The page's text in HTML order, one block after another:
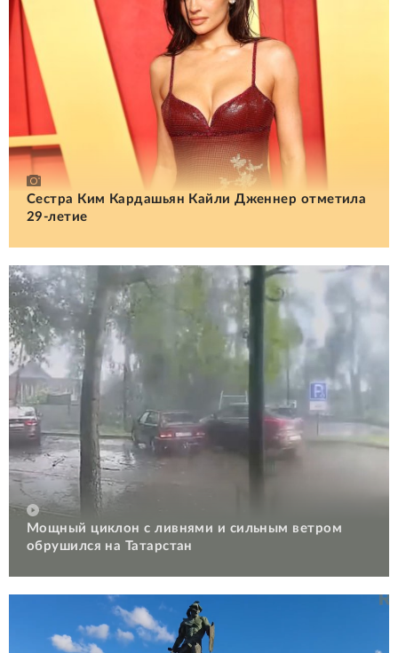
Сестра Ким Кардашьян Кайли Дженнер отметила
29-летие
Мощный циклон с ливнями и сильным ветром
обрушился на Татарстан